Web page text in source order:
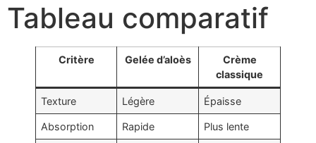
Tableau comparatif
Critère Gelée d’aloès
Crème
classique
Texture Légère Épaisse
Absorption Rapide Plus lente